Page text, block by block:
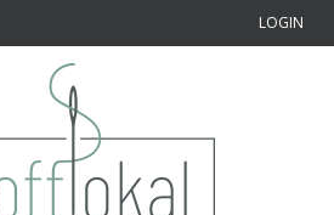
LOGIN